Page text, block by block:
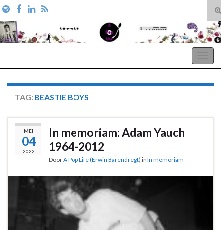
Search for:
TAG: BEASTIE BOYS
MEI
04
2022
In memoriam: Adam Yauch
1964-2012
DoorA Pop Life (Erwin Barendregt) in In memoriam